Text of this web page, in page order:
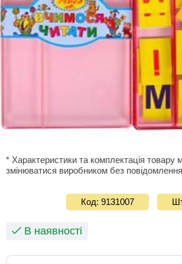
* Характеристики та комплектація товару
змінюватися виробником без повідомлення
Код: 9131007
В наявності